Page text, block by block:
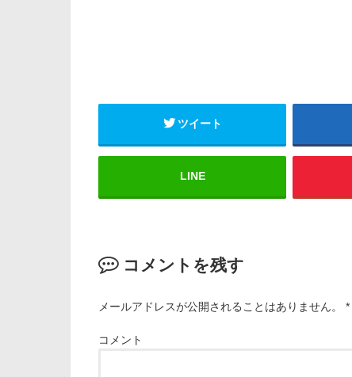
ツイート
LINE
コメントを残す
メールアドレスが公開されることはありません。 *
コメント